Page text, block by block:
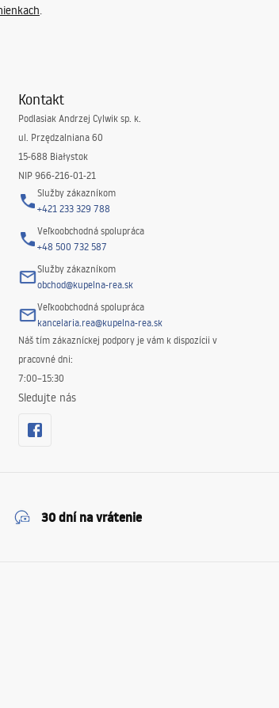
.
Kontakt
Podlasiak Andrzej Cylwik sp. k.
ul. Przędzalniana 60
15-688 Białystok
NIP 966-216-01-21
Služby zákazníkom
+421 233 329 788
Veľkoobchodná spolupráca
+48 500 732 587
Služby zákazníkom
obchod@kupelna-rea.sk
Veľkoobchodná spolupráca
kancelaria.rea@kupelna-rea.sk
Náš tím zákazníckej podpory je vám k dispozícii v
pracovné dni:
7:00–15:30
Sledujte nás
30 dní na vrátenie